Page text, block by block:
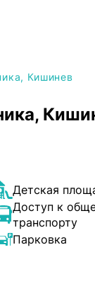
Кишинев
Детская
Доступ к
транспорту
Парковка